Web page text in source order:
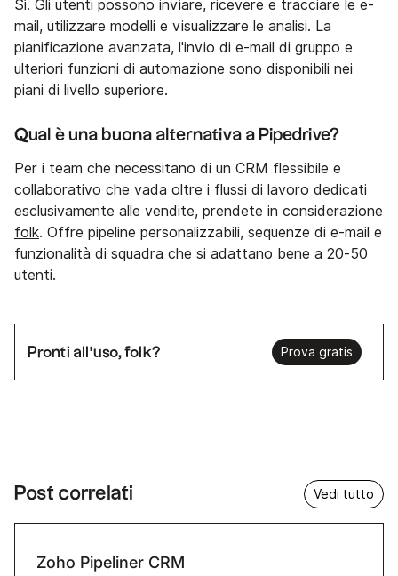
Sì. Gli utenti possono inviare, ricevere e tracciare le e-
mail, utilizzare modelli e visualizzare le analisi. La
pianificazione avanzata, l'invio di e-mail di gruppo e
ulteriori funzioni di automazione sono disponibili nei
piani di livello superiore.
Qual è una buona alternativa a Pipedrive?
Per i team che necessitano di un CRM flessibile e
collaborativo che vada oltre i flussi di lavoro dedicati
esclusivamente alle vendite, prendete in considerazione
folk. Offre pipeline personalizzabili, sequenze di e-mail e
funzionalità di squadra che si adattano bene a 20-50
utenti.
Pronti all'uso, folk? Prova gratis
Post correlati Vedi tutto
Zoho Pipeliner CRM